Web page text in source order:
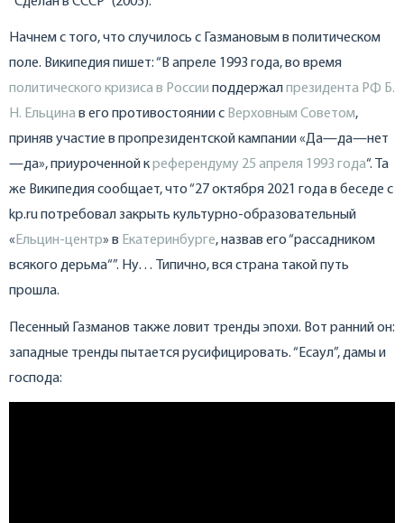
Начнем с того, что случилось с Газмановым в политическом
поле. Википедия пишет: “В апреле 1993 года, во время
политического кризиса в России поддержалпрезидента РФ Б.
Н. Ельцина в его противостоянии с Верховным Советом,
приняв участие в пропрезидентской кампании «Да—да—нет
—да», приуроченной креферендуму 25 апреля 1993 года“. Та
же Википедия сообщает, что “27 октября 2021 года в беседе с
kp.ru потребовал закрыть культурно-образовательный
«Ельцин-центр» в Екатеринбурге, назвав его “рассадником
всякого дерьма“”. Ну… Типично, вся страна такой путь
прошла.
Песенный Газманов также ловит тренды эпохи. Вот ранний он:
западные тренды пытается русифицировать. “Есаул”, дамы и
господа: